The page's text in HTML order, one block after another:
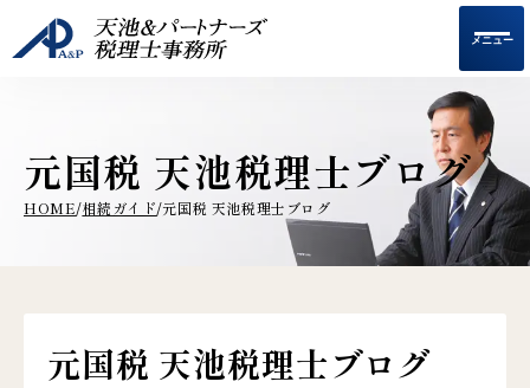
メニュー
元国税 天池税理士ブログ
HOME/相続ガイド/元国税 天池税理士ブログ
元国税 天池税理士ブログ